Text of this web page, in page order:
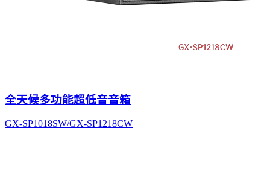
全天候多功能超低音音箱
GX-SP1018SW/GX-SP1218CW